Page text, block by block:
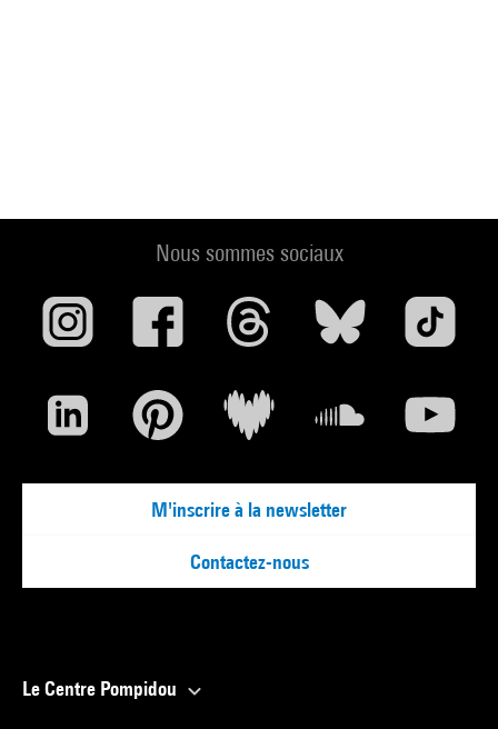
Nous sommes sociaux
M'inscrire à la newsletter
Contactez-nous
Le Centre Pompidou